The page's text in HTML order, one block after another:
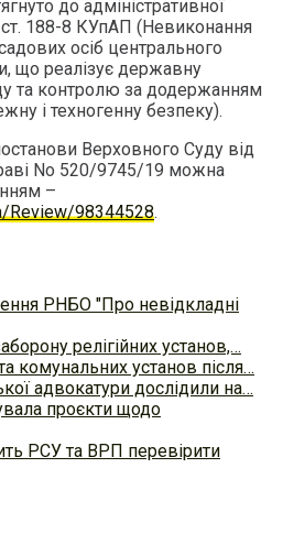
до адміністративної
ст. 188-8 КУпАП (Невиконання
осіб центрального
що реалізує державну
та контролю за додержанням
і техногенну безпеку).
Верховного Суду від
No 520/9745/19 можна
–
Review/98344528.
РНБО "Про невідкладні
релігійних установ,…
комунальних установ після…
адвокатури дослідили на…
проєкти щодо
РСУ та ВРП перевірити